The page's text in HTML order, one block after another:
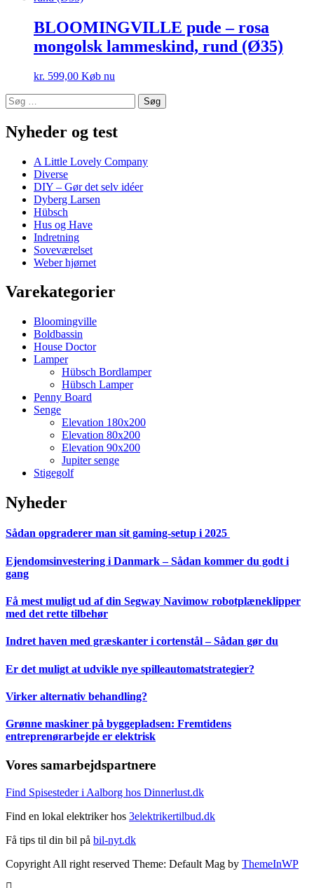
BLOOMINGVILLE pude – rosa
mongolsk lammeskind, rund (Ø35)
kr. 599,00 Køb nu
Søg
efter:
Nyheder og test
A Little Lovely Company
Diverse
DIY – Gør det selv idéer
Dyberg Larsen
Hübsch
Hus og Have
Indretning
Soveværelset
Weber hjørnet
Varekategorier
Bloomingville
Boldbassin
House Doctor
Lamper
Hübsch Bordlamper
Hübsch Lamper
Penny Board
Senge
Elevation 180x200
Elevation 80x200
Elevation 90x200
Jupiter senge
Stigegolf
Nyheder
Sådan opgraderer man sit gaming-setup i 2025
Ejendomsinvestering i Danmark – Sådan kommer du godt i
gang
Få mest muligt ud af din Segway Navimow robotplæneklipper
med det rette tilbehør
Indret haven med græskanter i cortenstål – Sådan gør du
Er det muligt at udvikle nye spilleautomatstrategier?
Virker alternativ behandling?
Grønne maskiner på byggepladsen: Fremtidens
entreprenørarbejde er elektrisk
Vores samarbejdspartnere
Find Spisesteder i Aalborg hos Dinnerlust.dk
Find en lokal elektriker hos 3elektrikertilbud.dk
Få tips til din bil på bil-nyt.dk
Copyright All right reserved Theme: Default Mag by ThemeInWP